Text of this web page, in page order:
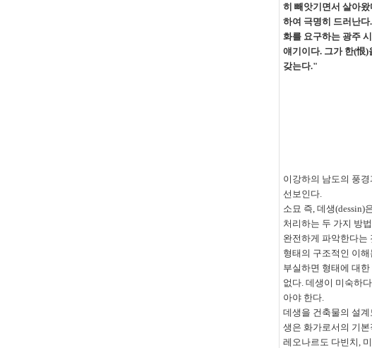
히 빼앗기면서 살아왔
하여 극명히 드러난다.
화를 요구하는 광주
얘기이다. 그가 한(恨)
갖는다."
이강하의 남도의 풍
선보인다.
소묘 즉, 데생(dessin)
처리하는 두 가지 방
완전하게 파악한다는
형태의 구조적인 이
부실하면 형태에 대
없다. 데생이 미숙하
아야 한다.
데생을 건축물의 설
생은 화가로서의 기
레오나르도 다빈치,